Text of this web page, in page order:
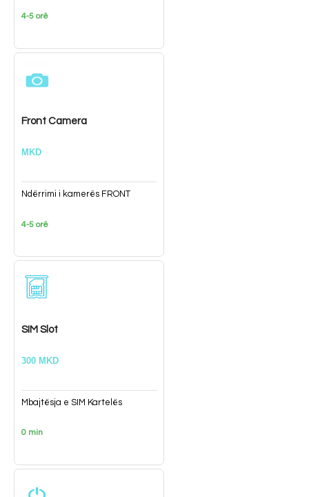
4-5 orë
Front Camera
MKD
Ndërrimi i kamerës FRONT
4-5 orë
SIM Slot
300 MKD
Mbajtësja e SIM Kartelës
0 min